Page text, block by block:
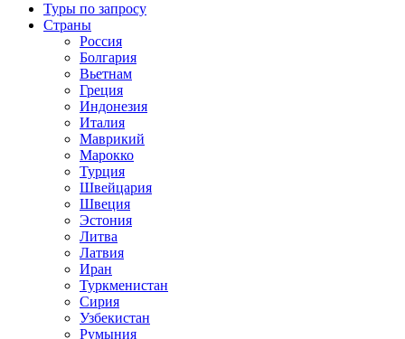
Туры по запросу
Страны
Россия
Болгария
Вьетнам
Греция
Индонезия
Италия
Маврикий
Марокко
Турция
Швейцария
Швеция
Эстония
Литва
Латвия
Иран
Туркменистан
Сирия
Узбекистан
Румыния